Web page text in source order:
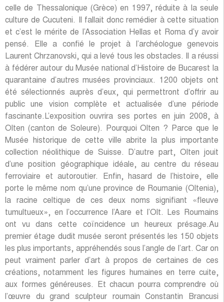
celle de Thessalonique (Grèce) en 1997, réduite à la seule
culture de Cucuteni. Il fallait donc remédier à cette situation
et c’est le mérite de l’Association Hellas et Roma d’y avoir
pensé. Elle a confié le projet à l’archéologue genevois
Laurent Chrzanovski, qui a levé tous les obstacles. Il a réussi
à fédérer autour du Musée national d’Histoire de Bucarest la
quarantaine d’autres musées provinciaux. 1200 objets ont
été sélectionnés auprès d’eux, qui permettront d’offrir au
public une vision complète et actualisée d’une période
fascinante.L’exposition ouvrira ses portes en juin 2008, à
Olten (canton de Soleure). Pourquoi Olten ? Parce que le
Musée historique de cette ville abrite la plus importante
collection néolithique de Suisse. D’autre part, Olten jouit
d’une position géographique idéale, au centre du réseau
ferroviaire et autoroutier. Enfin, hasard de l’histoire, elle
porte le même nom qu’une province de Roumanie (Oltenia),
la racine celtique de ces deux noms signifiant «fleuve
tumultueux», en l’occurrence l’Aare et l’Olt. Les Roumains
ont vu dans cette coïncidence un heureux présage.Au
premier étage dudit musée seront présentés les 150 objets
les plus importants, appréhendés sous l’angle de l’art. Car on
peut vraiment parler d’art à propos de certaines de ces
créations, notamment les figures humaines en terre cuite,
aux formes généreuses. Et chacun pourra comprendre où
l’œuvre du grand sculpteur roumain Constantin Brancusi